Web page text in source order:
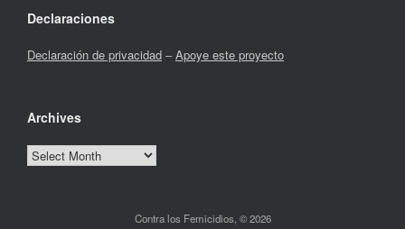
Declaraciones
Declaración de privacidad –Apoye este proyecto
Archives
Archives
Contra los Femicidios, © 2026